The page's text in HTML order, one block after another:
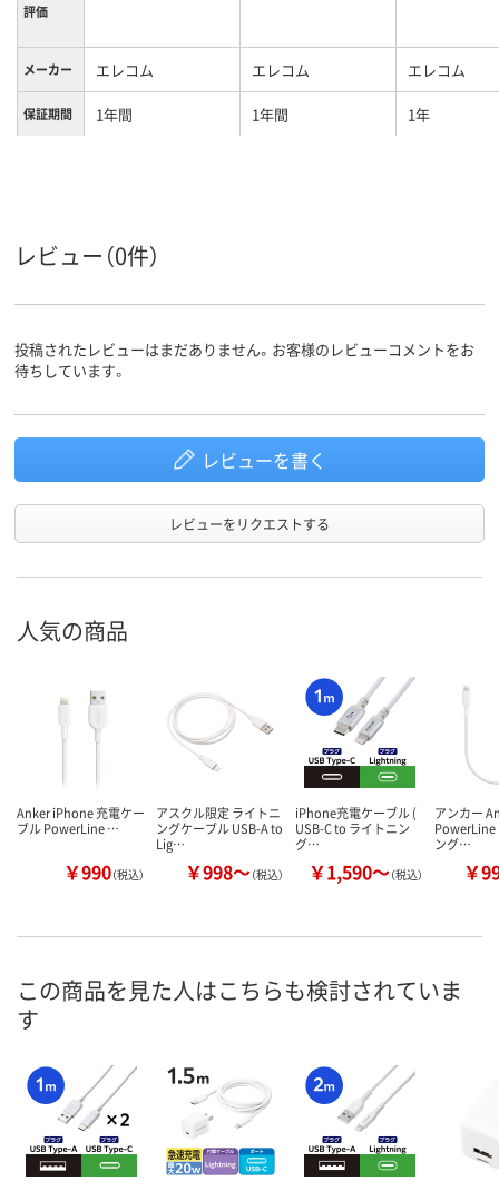
評価
メーカー エレコム エレコム エレコム
保証期間 1年間 1年間 1年
レビュー（0件）
投稿されたレビューはまだありません。お客様のレビューコメントをお
待ちしています。
レビューを書く
レビューをリクエストする
人気の商品
Anker iPhone 充電ケー
ブル PowerLine …
￥990（税込）
アスクル限定 ライトニ
ングケーブル USB-A to
Lig…
￥998～（税込）
iPhone充電ケーブル (
USB-C to ライトニン
グ…
￥1,590～（税込）
アンカー
PowerLine
ング…
￥
この商品を見た人はこちらも検討されていま
す